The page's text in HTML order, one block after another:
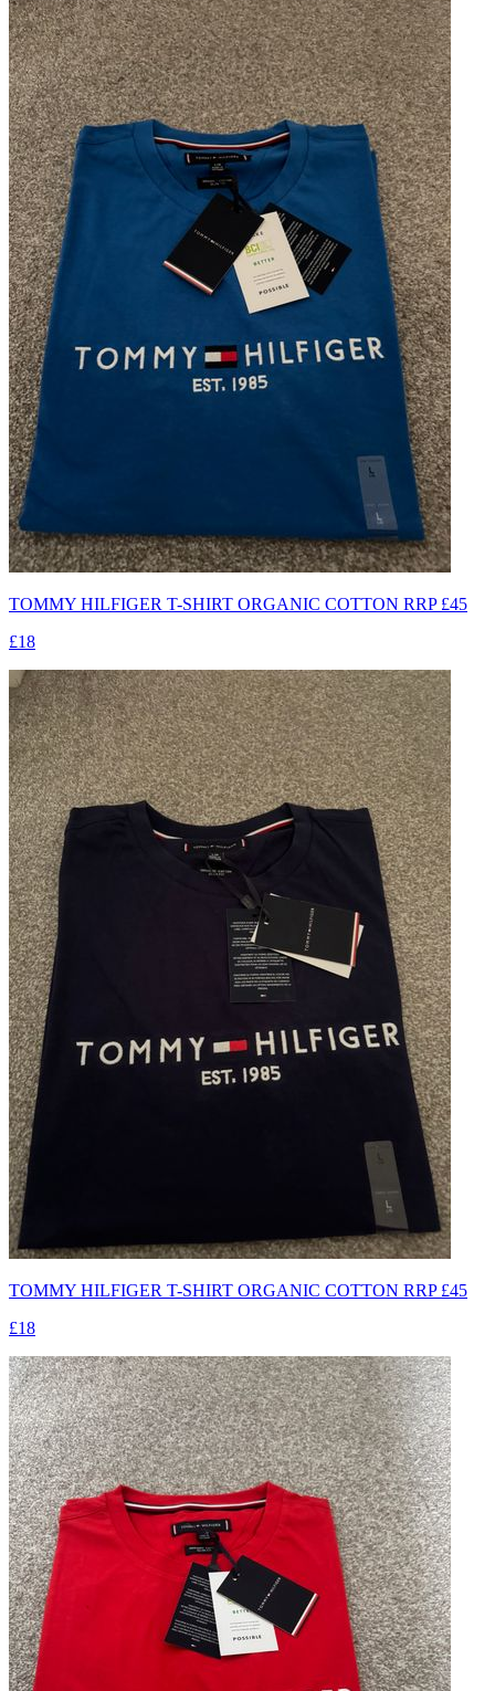
TOMMY HILFIGER T-SHIRT ORGANIC COTTON RRP £45
£18
TOMMY HILFIGER T-SHIRT ORGANIC COTTON RRP £45
£18